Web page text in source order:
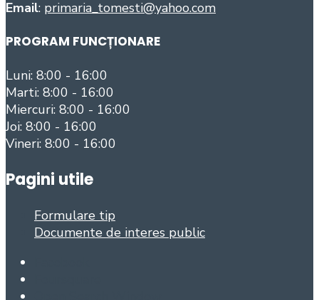
Email: primaria_tomesti@yahoo.com
PROGRAM FUNCȚIONARE
Luni: 8:00 - 16:00
Marti: 8:00 - 16:00
Miercuri: 8:00 - 16:00
Joi: 8:00 - 16:00
Vineri: 8:00 - 16:00
Pagini utile
Formulare tip
Documente de interes public